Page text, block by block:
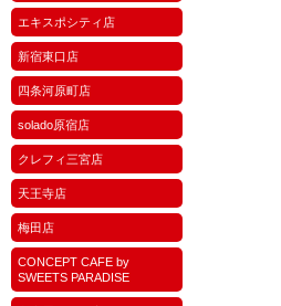
エキスポシティ店
新宿東口店
四条河原町店
solado原宿店
クレフィ三宮店
天王寺店
梅田店
CONCEPT CAFE by
SWEETS PARADISE